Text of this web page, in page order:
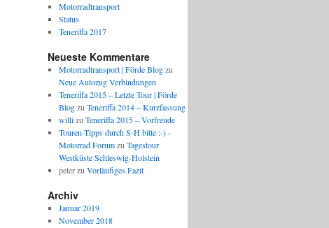
Motorradtransport
Status
Teneriffa 2017
Neueste Kommentare
Motorradtransport | Förde Blogzu
Neue Autozug Verbindungen
Teneriffa 2015 – Letzte Tour | Förde
Blogzu Teneriffa 2014 – Kurzfassung
willizu Teneriffa 2015 – Vorfreude
Touren-Tipps durch S-H bitte :-) -
Motorrad Forumzu Tagestour
Westküste Schleswig-Holstein
peterzu Vorläufiges Fazit
Archiv
Januar 2019
November 2018